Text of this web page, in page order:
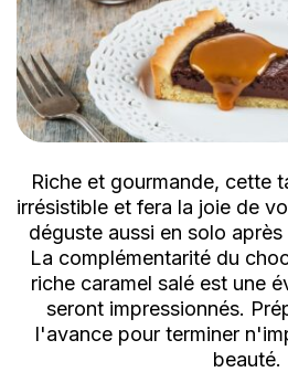
Riche et gourmande, cette
irrésistible et fera la joie de
déguste aussi en solo
La complémentarité du
riche caramel salé est une
seront impressionnés.
l'avance pour terminer
beauté.